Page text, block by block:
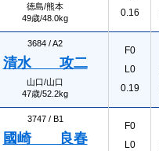
徳島/熊本
49歳/48.0kg
0.16
3684 /A2
清水 攻二
山口/山口
47歳/52.2kg
F0
L0
0.19
3747 / B1
國崎 良春
F0
L0